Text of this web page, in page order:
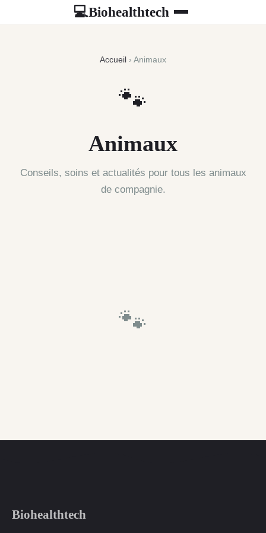
💻Biohealthtech
Accueil › Animaux
🐾
Animaux
Conseils, soins et actualités pour tous les animaux
de compagnie.
🐾
Biohealthtech